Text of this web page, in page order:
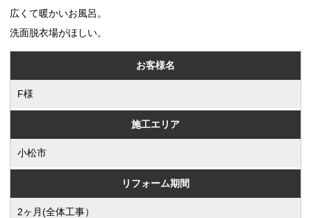
広くて暖かいお風呂。
洗面脱衣場がほしい。
お客様名
F様
施工エリア
小松市
リフォーム期間
2ヶ月(全体工事）